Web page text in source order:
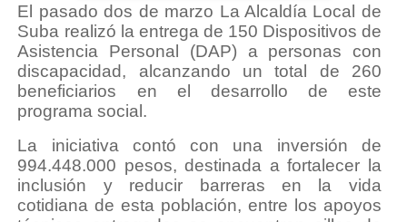
El pasado dos de marzo La Alcaldía Local de
Suba realizó la entrega de 150 Dispositivos de
Asistencia Personal (DAP) a personas con
discapacidad, alcanzando un total de 260
beneficiarios en el desarrollo de este
programa social.
La iniciativa contó con una inversión de
994.448.000 pesos, destinada a fortalecer la
inclusión y reducir barreras en la vida
cotidiana de esta población, entre los apoyos